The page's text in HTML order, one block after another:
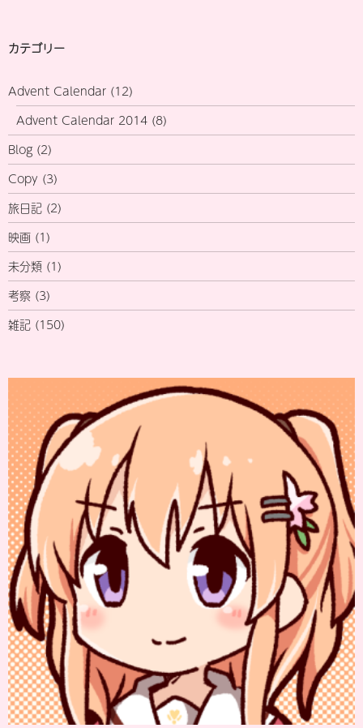
カテゴリー
Advent Calendar (12)
Advent Calendar 2014 (8)
Blog (2)
Copy (3)
旅日記 (2)
映画 (1)
未分類 (1)
考察 (3)
雑記 (150)